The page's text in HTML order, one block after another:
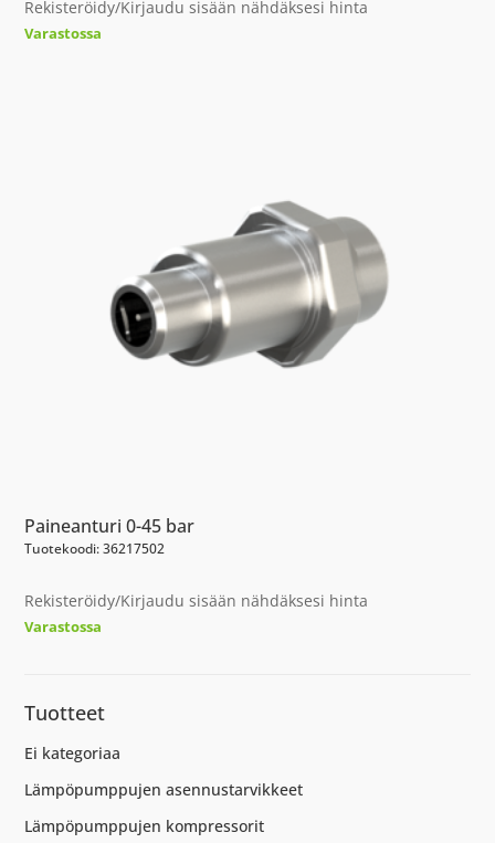
Rekisteröidy/Kirjaudu sisään nähdäksesi hinta
Varastossa
Paineanturi 0-45 bar
Tuotekoodi: 36217502
Rekisteröidy/Kirjaudu sisään nähdäksesi hinta
Varastossa
Tuotteet
Ei kategoriaa
Lämpöpumppujen asennustarvikkeet
Lämpöpumppujen kompressorit